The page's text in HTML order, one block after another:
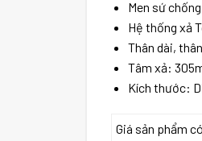
Men sứ
Hệ thống xả
Thân dài,
Tâm xả:
Kích thước:
Giá sản phẩm